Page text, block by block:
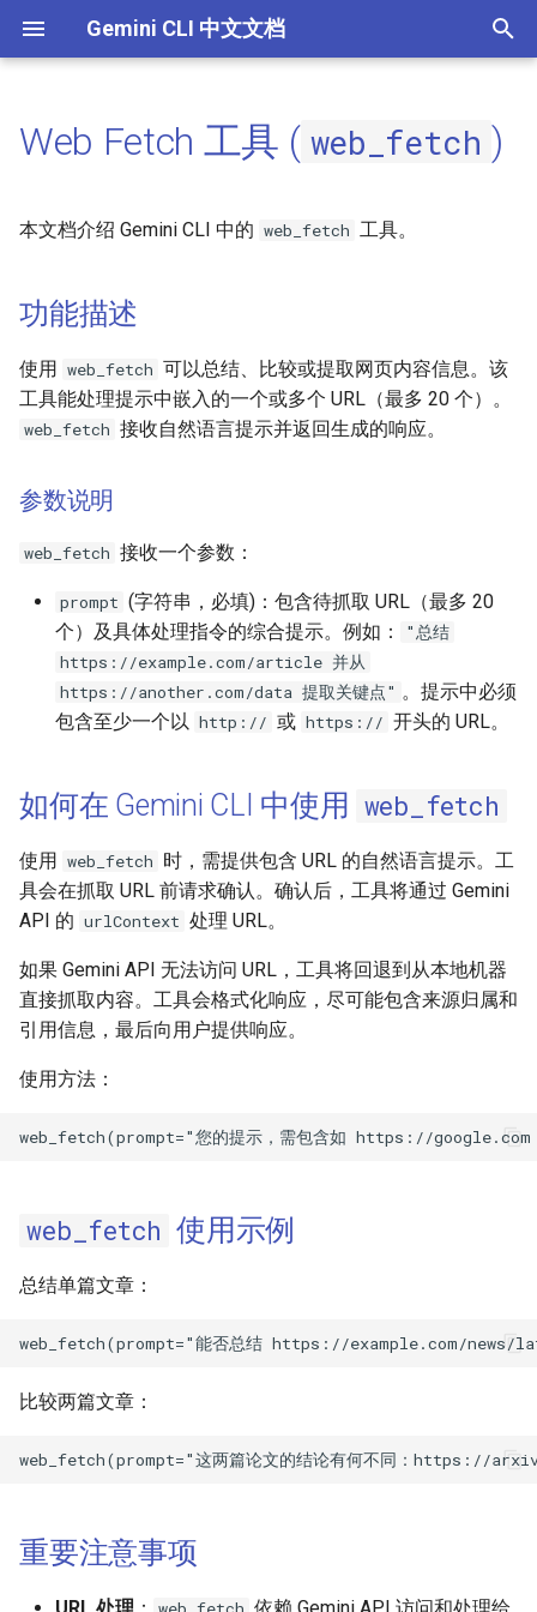
Gemini CLI 中文文档
引
擎
命令
配置
认证设置
工具 API
功能描述
参数说明
web_fetch
web_fetch 使用示例
重要注意事项
Web Fetch 工具 ( web_fetch )
本文档介绍 Gemini CLI 中的 web_fetch 工具。
功能描述
使用 web_fetch 可以总结、比较或提取网页内容信息。该
工具能处理提示中嵌入的一个或多个 URL（最多 20 个）。
web_fetch 接收自然语言提示并返回生成的响应。
参数说明
web_fetch 接收一个参数：
prompt (字符串，必填)：包含待抓取 URL（最多 20
个）及具体处理指令的综合提示。例如：
"总结
https://example.com/article 并从
https://another.com/data 提取关键点" 。提示中必须
包含至少一个以 http:// 或 https:// 开头的 URL。
如何在 Gemini CLI 中使用 web_fetch
使用 web_fetch 时，需提供包含 URL 的自然语言提示。工
具会在抓取 URL 前请求确认。确认后，工具将通过 Gemini
API 的 urlContext 处理 URL。
如果 Gemini API 无法访问 URL，工具将回退到从本地机器
直接抓取内容。工具会格式化响应，尽可能包含来源归属和
引用信息，最后向用户提供响应。
使用方法：
web_fetch 使用示例
总结单篇文章：
比较两篇文章：
重要注意事项